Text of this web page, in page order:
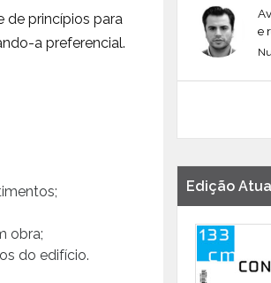
de princípios para
a preferencial.
obra;
do edifício.
e
Edição